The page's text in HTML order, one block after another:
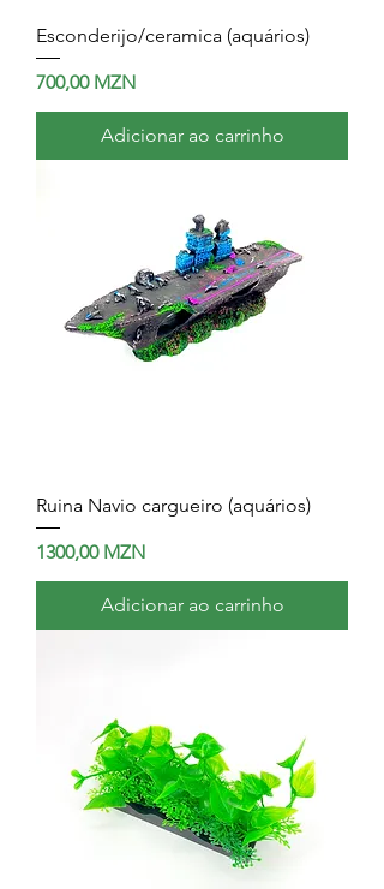
Esconderijo/ceramica (aquários)
Preço
700,00 MZN
Adicionar ao carrinho
Ruina Navio cargueiro (aquários)
Preço
1300,00 MZN
Adicionar ao carrinho